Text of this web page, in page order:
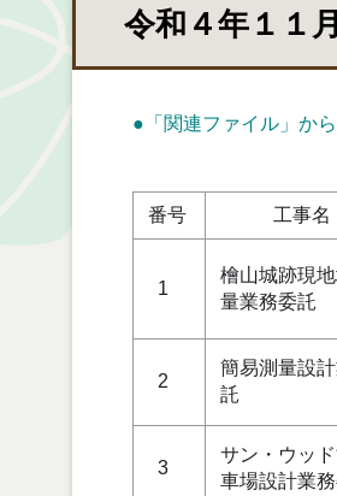
令和４年１１
● 「関連ファイル」 か
番号 工事名
1
檜山城跡現
量業務委託
2
簡易測量設
託
3
サン・ウッ
車場設計業